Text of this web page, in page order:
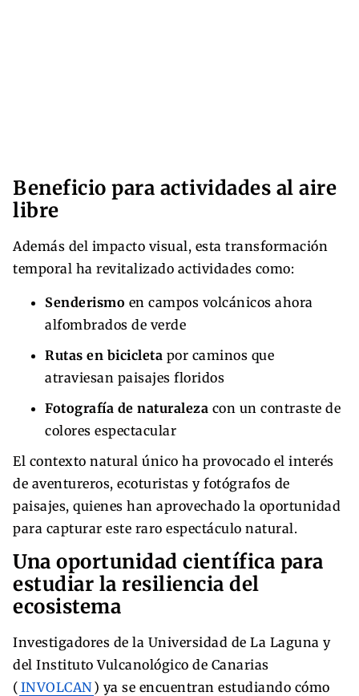
Beneficio para actividades al aire
libre
Además del impacto visual, esta transformación
temporal ha revitalizado actividades como:
Senderismo en campos volcánicos ahora
alfombrados de verde
Rutas en bicicleta por caminos que
atraviesan paisajes floridos
Fotografía de naturaleza con un contraste de
colores espectacular
El contexto natural único ha provocado el interés
de aventureros, ecoturistas y fotógrafos de
paisajes, quienes han aprovechado la oportunidad
para capturar este raro espectáculo natural.
Una oportunidad científica para
estudiar la resiliencia del
ecosistema
Investigadores de la Universidad de La Laguna y
del Instituto Vulcanológico de Canarias
( INVOLCAN) ya se encuentran estudiando cómo